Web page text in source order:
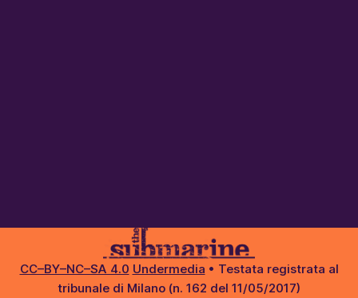
CC–BY–NC–SA 4.0 Undermedia • Testata registrata al
tribunale di Milano (n. 162 del 11/05/2017)